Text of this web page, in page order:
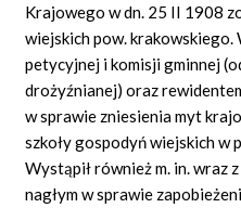
Krajowego w dn. 25 II 1908
wiejskich pow. krakowskiego.
petycyjnej i komisji gminnej
drożyźnianej) oraz
w sprawie zniesienia myt
szkoły gospodyń wiejskich w
Wystąpił również m. in. wraz
nagłym w sprawie